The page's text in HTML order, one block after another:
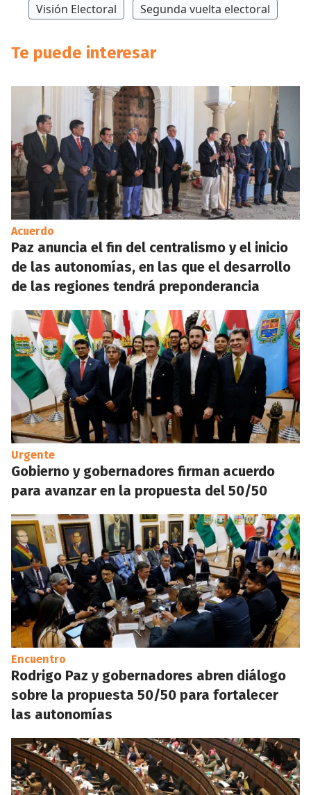
Visión Electoral
Segunda vuelta electoral
Te puede interesar
Acuerdo
Paz anuncia el fin del centralismo y el inicio
de las autonomías, en las que el desarrollo
de las regiones tendrá preponderancia
Urgente
Gobierno y gobernadores firman acuerdo
para avanzar en la propuesta del 50/50
Encuentro
Rodrigo Paz y gobernadores abren diálogo
sobre la propuesta 50/50 para fortalecer
las autonomías